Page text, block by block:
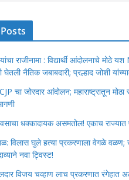
राजीनामा : विद्यार्थी आंदोलनाचे मोठे
घेतली नैतिक जबाबदारी; प्रल्हाद जोशी
चा जोरदार आंदोलन; महाराष्ट्रातून मोठा
धक्कादायक असमतोल! एकाच
विलास घुले हत्या प्रकरणाला वेगळे वळण;
नवा ट्विस्ट!
विजय चव्हाण लाच प्रकरणात रंगेहात